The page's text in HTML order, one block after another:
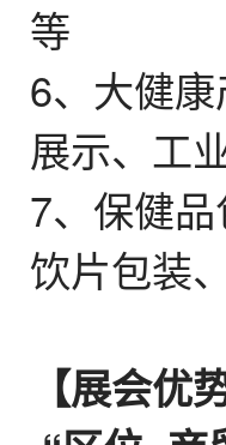
等
6、 大健
展示、工
7、 保健
饮片包装
【展会优